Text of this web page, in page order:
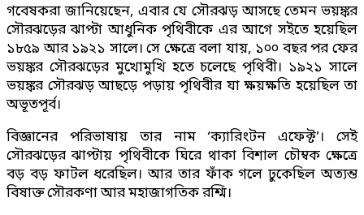
গবেষকরা জানিয়েছেন, এবার যে সৌরঝড় আসছে তেমন ভয়ঙ্কর
সৌরঝড়ের ঝাপ্টা আধুনিক পৃথিবীকে এর আগে সইতে হয়েছিল
১৮৫৯ আর ১৯২১ সালে। সে ক্ষেত্রে বলা যায়, ১০০ বছর পর ফের
ভয়ঙ্কর সৌরঝড়ের মুখোমুখি হতে চলেছে পৃথিবী। ১৯২১ সালে
ভয়ঙ্কর সৌরঝড় আছড়ে পড়ায় পৃথিবীর যা ক্ষয়ক্ষতি হয়েছিল তা
অভূতপূর্ব।
বিজ্ঞানের পরিভাষায় তার নাম ‘ক্যারিংটন এফেক্ট’। সেই
সৌরঝড়ের ঝাপ্টায় পৃথিবীকে ঘিরে থাকা বিশাল চৌম্বক ক্ষেত্রে
বড় বড় ফাটল ধরেছিল। আর তার ফাঁক গলে ঢুকেছিল অত্যন্ত
বিষাক্ত সৌরকণা আর মহাজাগতিক রশ্মি।